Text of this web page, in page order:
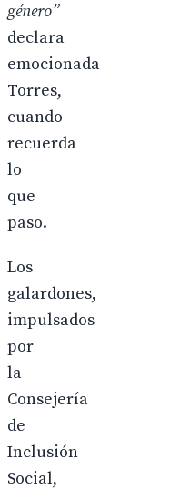
género”
declara
emocionada
Torres,
cuando
recuerda
lo
que
paso.
Los
galardones,
impulsados
por
la
Consejería
de
Inclusión
Social,